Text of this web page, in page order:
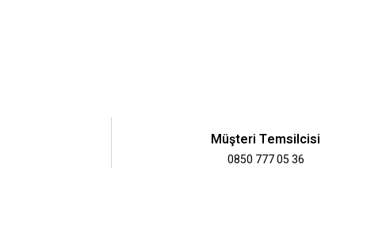
Müşteri Temsilcisi
0850 777 05 36